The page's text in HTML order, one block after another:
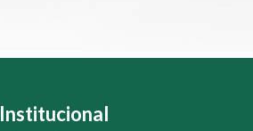
Institucional